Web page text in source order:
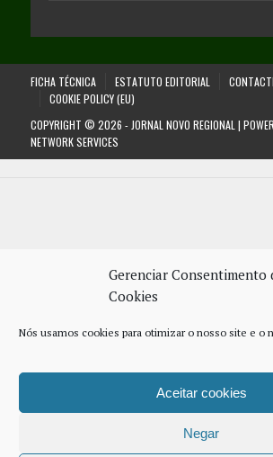
Gerenciar Consentimento
Cookies
Nós usamos cookies para otimizar o nosso site e o
Aceitar cookies
Negar
FICHA TÉCNICA ESTATUTO EDITORIAL
COOKIE POLICY (EU)
COPYRIGHT © 2026 - JORNAL NOVO REGIONAL |
NETWORK SERVICES